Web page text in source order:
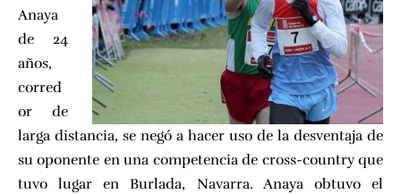
Anaya
de 24
años,
corred
or de
larga distancia, se negó a hacer uso de la desventaja de
su oponente en una competencia de cross-country que
tuvo lugar en Burlada, Navarra. Anaya obtuvo el